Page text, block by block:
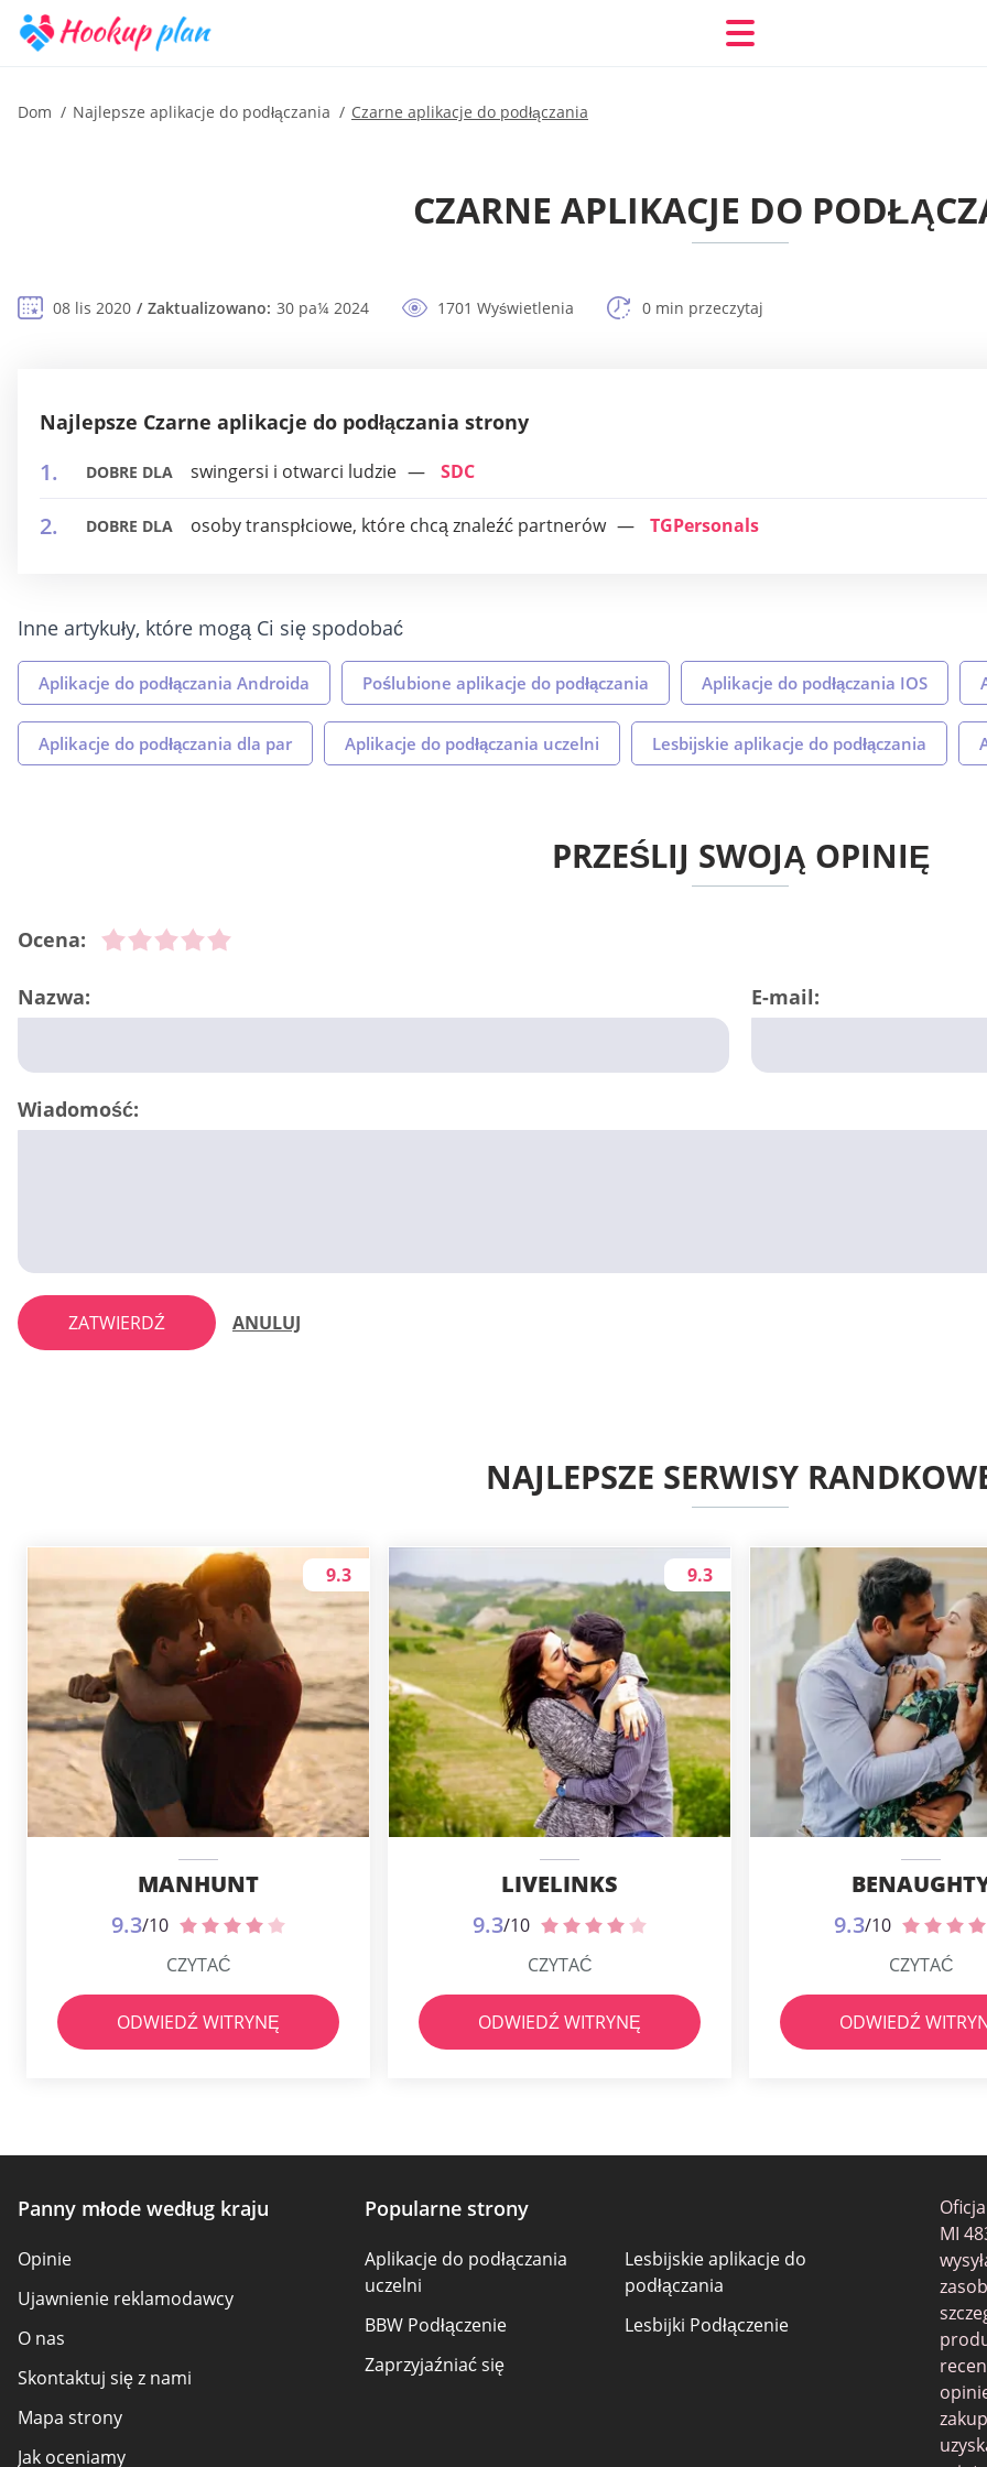
Dom Najlepsze aplikacje do podłączania Czarne aplikacje do podłączania
CZARNE APLIKACJE DO
08 lis 2020 Zaktualizowano: 30 pa¼ 2024 1701 Wyświetlenia 0 min przeczytaj
Najlepsze Czarne aplikacje do podłączania strony
DOBRE DLA swingersi i otwarci ludzie SDC
DOBRE DLA osoby transpłciowe, które chcą znaleźć partnerów TGPersonals
Inne artykuły, które mogą Ci się spodobać
Aplikacje do podłączania Androida Poślubione aplikacje do podłączania Aplikacje do podłączania IOS
Aplikacje do podłączania dla par Aplikacje do podłączania uczelni Lesbijskie aplikacje do podłączania
PRZEŚLIJ SWOJĄ OPINIĘ
Ocena:
Nazwa: E-mail:
Wiadomość:
ZATWIERDŹ ANULUJ
NAJLEPSZE SERWISY
MANHUNT
9.3/10
9.3
CZYTAĆ
ODWIEDŹ WITRYNĘ
LIVELINKS
9.3/10
9.3
CZYTAĆ
ODWIEDŹ WITRYNĘ
9.3/10
CZYTAĆ
ODWIEDŹ
Panny młode według kraju
Opinie
Ujawnienie reklamodawcy
O nas
Skontaktuj się z nami
Mapa strony
Jak oceniamy
Popularne strony
Aplikacje do podłączania
uczelni
Lesbijskie aplikacje do
podłączania
BBW Podłączenie
Lesbijki Podłączenie
Zaprzyjaźniać się
MI